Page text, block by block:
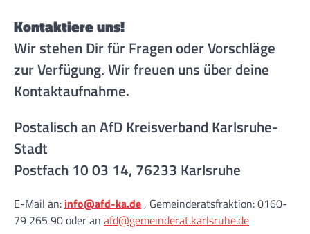
Kontaktiere uns!
Wir stehen Dir für Fragen oder Vorschläge
zur Verfügung. Wir freuen uns über deine
Kontaktaufnahme.
Postalisch an AfD Kreisverband Karlsruhe-
Stadt
Postfach 10 03 14, 76233 Karlsruhe
E-Mail an: info@afd-ka.de, Gemeinderatsfraktion: 0160-
79 265 90 oder an afd@gemeinderat.karlsruhe.de